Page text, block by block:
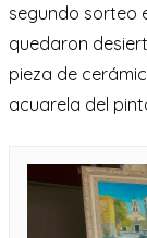
segundo sorteo
quedaron
pieza de
acuarela del